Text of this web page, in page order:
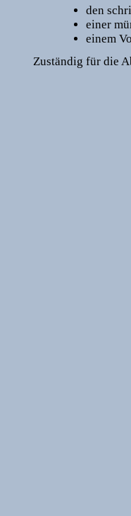
den
einer
einem
Zuständig für die